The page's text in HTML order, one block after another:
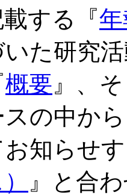
する『
た研究
概要 』、
の中か
知らせ
』と合